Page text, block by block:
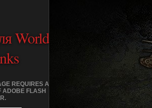
World
REQUIRES A
ADOBE FLASH